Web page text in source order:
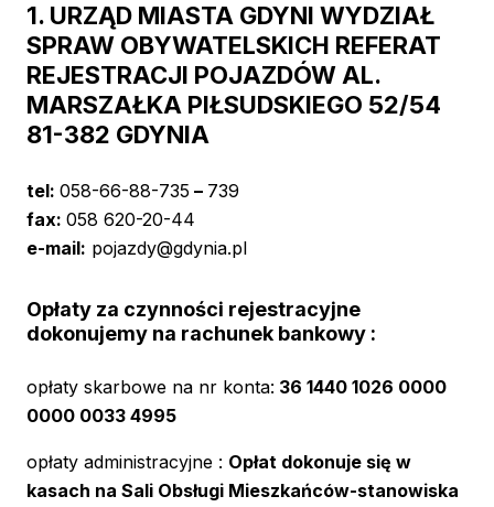
1. URZĄD MIASTA GDYNI WYDZIAŁ
SPRAW OBYWATELSKICH REFERAT
REJESTRACJI POJAZDÓW AL.
MARSZAŁKA PIŁSUDSKIEGO 52/54
81-382 GDYNIA
tel: 058-66-88-735 – 739
fax: 058 620-20-44
e-mail: pojazdy@gdynia.pl
Opłaty za czynności rejestracyjne
dokonujemy na rachunek bankowy :
opłaty skarbowe na nr konta: 36 1440 1026 0000
0000 0033 4995
opłaty administracyjne : Opłat dokonuje się w
kasach na Sali Obsługi Mieszkańców-stanowiska